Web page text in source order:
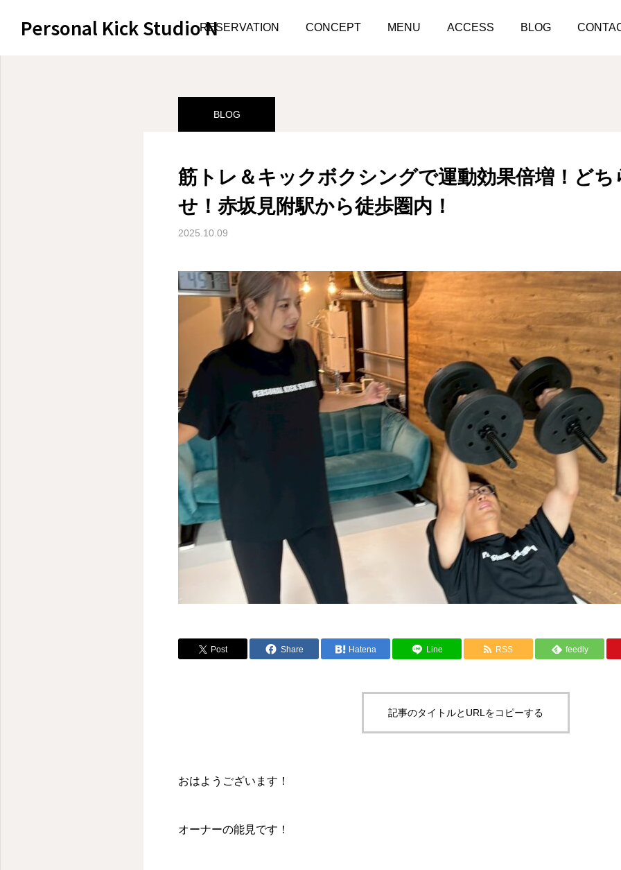
Personal Kick Studio NRESERVATION CONCEPT MENU ACCESS BLOG
サンプルページ BLOG 筋トレ＆キックボクシングで運動効果倍増！どちらの指導もお任せ
BLOG
筋トレ＆キックボクシングで運動効果倍増！ど
せ！赤坂見附駅から徒歩圏内！
2025.10.09
Post Share Hatena Line RSS feedly
記事のタイトルとURLをコピーする
おはようございます！
オーナーの能見です！